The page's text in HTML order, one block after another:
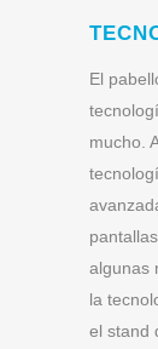
El
mucho.
algunas
la
el stand